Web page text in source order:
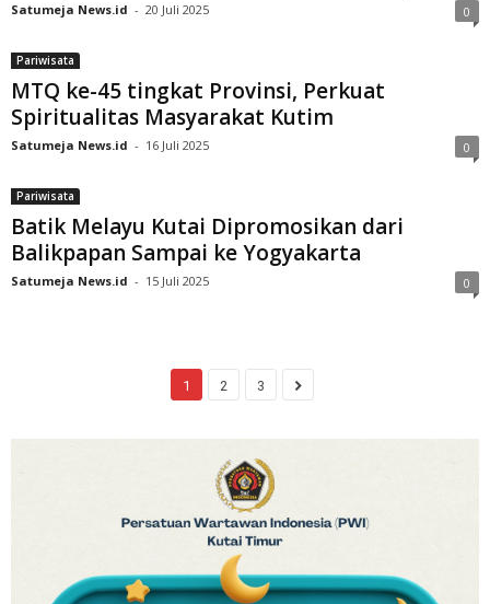
Satumeja News.id - 20 Juli 2025 0
Pariwisata
MTQ ke-45 tingkat Provinsi, Perkuat
Spiritualitas Masyarakat Kutim
Satumeja News.id - 16 Juli 2025 0
Pariwisata
Batik Melayu Kutai Dipromosikan dari
Balikpapan Sampai ke Yogyakarta
Satumeja News.id - 15 Juli 2025 0
1 2 3